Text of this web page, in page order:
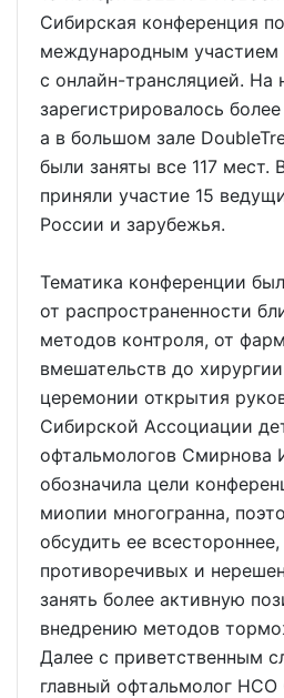
Сибирская конференция
международным участием
с онлайн-трансляцией. На
зарегистрировалось
а в большом зале
были заняты все 117 мест.
приняли участие 15
России и зарубежья.
Тематика конференции
от распространенности
методов контроля, от
вмешательств до
церемонии открытия
Сибирской Ассоциации
офтальмологов Смирнова
обозначила цели
миопии многогранна,
обсудить ее всестороннее,
противоречивых и
занять более активную
внедрению методов
Далее с приветственным
главный офтальмолог